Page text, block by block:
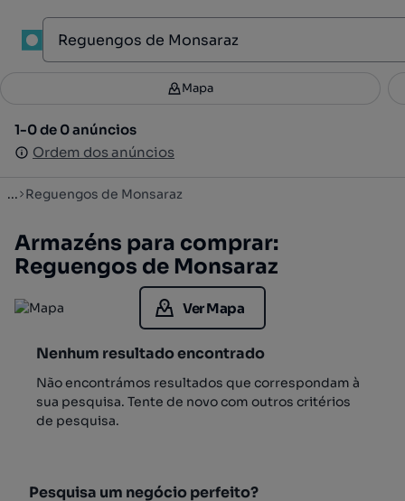
Filtros 2
1-0 de 0 anúncios
Ordem dos anúncios
Mapa
1-0 de 0 anúncios
Ordem dos anúncios
... Reguengos de Monsaraz
Armazéns para comprar:
Reguengos de Monsaraz
Ver Mapa
Nenhum resultado encontrado
Não encontrámos resultados que correspondam à
sua pesquisa. Tente de novo com outros critérios
de pesquisa.
Pesquisa um negócio perfeito?